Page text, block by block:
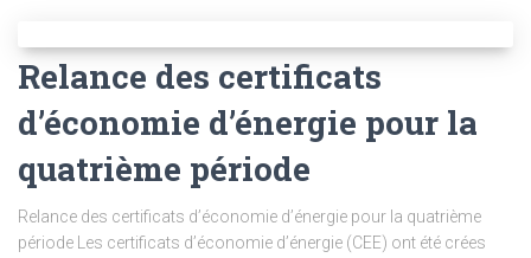
Relance des certificats
d’économie d’énergie pour la
quatrième période
Relance des certificats d’économie d’énergie pour la quatrième
période Les certificats d’économie d’énergie (CEE) ont été crées